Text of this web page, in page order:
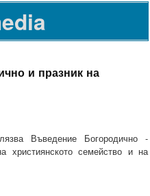
и празник на
Въведение Богородично -
семейство и на